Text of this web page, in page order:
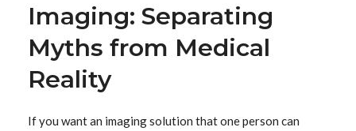
Imaging: Separating
Myths from Medical
Reality
If you want an imaging solution that one person can